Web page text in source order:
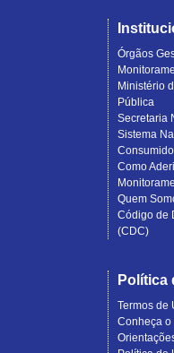
Órgãos
Ministério
Pública
Secretaria
Sistema
Como
Quem
Código de
(CDC)
Política
Termos de
Conheça o